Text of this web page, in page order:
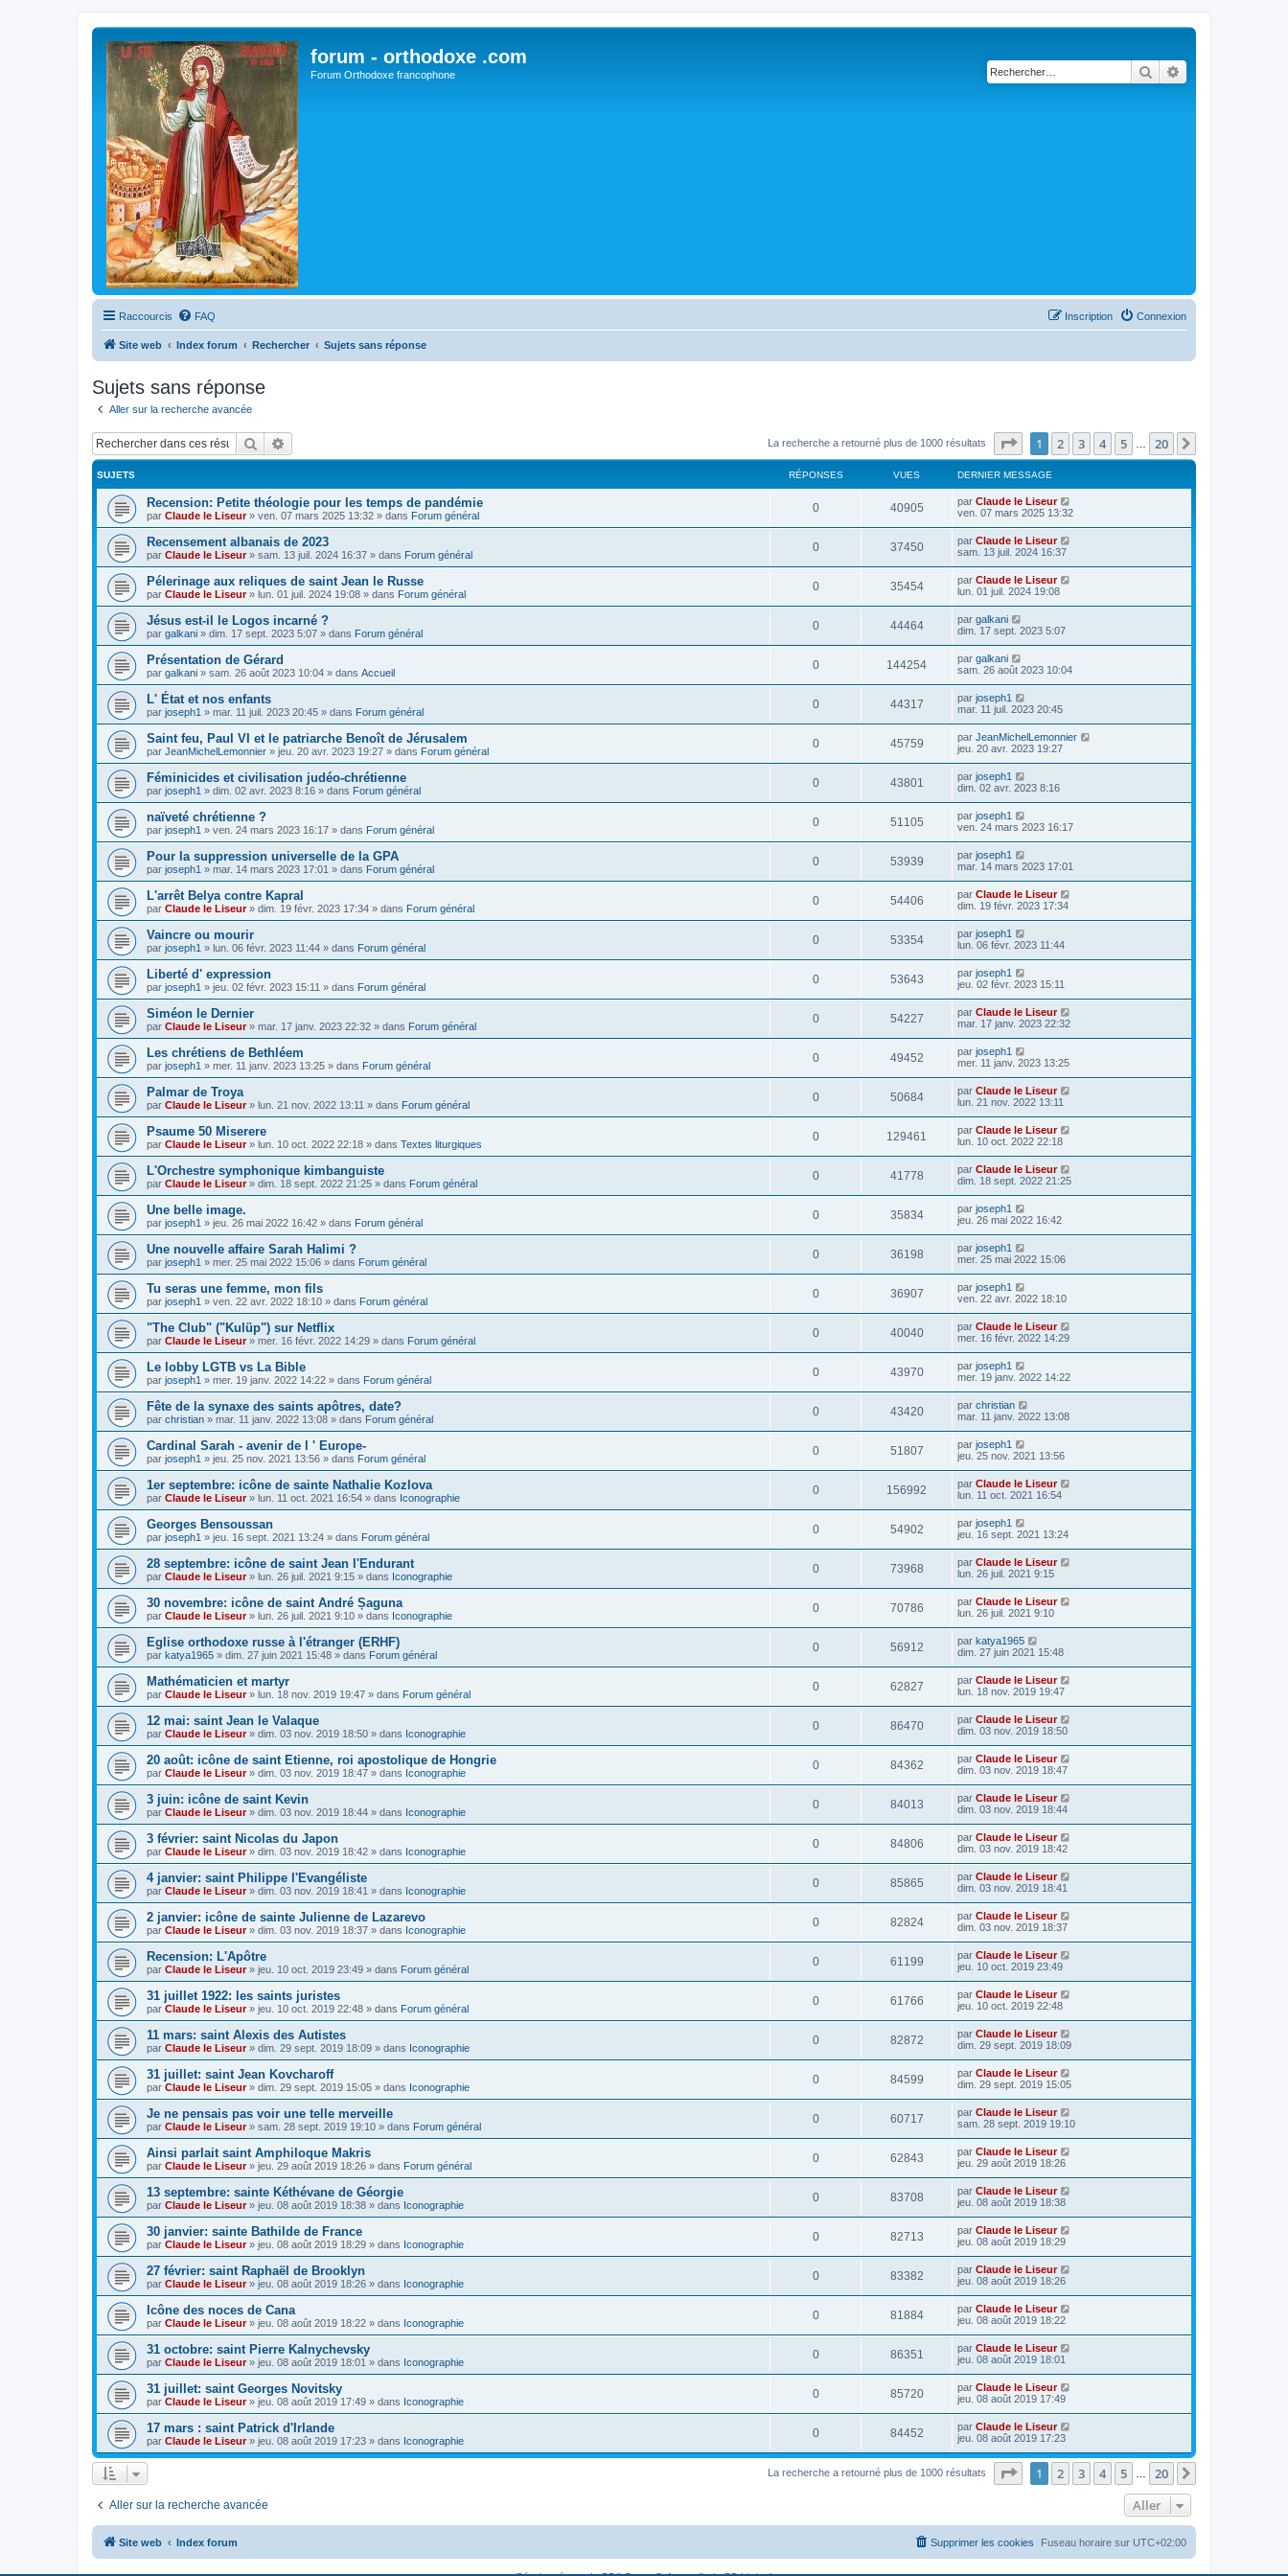
forum - orthodoxe .com
Forum Orthodoxe francophone Rechercher
Raccourcis FAQ Connexion
Inscription
Site web Index forum Rechercher Sujets sans réponse
Sujets sans réponse
Aller sur la recherche avancée
Rechercher La recherche a retourné plus de 1000 résultats Page sur20
1 2 3 4 5 20
SUJETS RÉPONSES VUES DERNIER MESSAGE
Recension: Petite théologie pour les temps de pandémie
par Claude le Liseur» ven. 07 mars 2025 13:32 » dans Forum général
0 40905 par Claude le Liseur
ven. 07 mars 2025 13:32
Recensement albanais de 2023
par Claude le Liseur» sam. 13 juil. 2024 16:37 » dans Forum général
0 37450 par Claude le Liseur
sam. 13 juil. 2024 16:37
Pélerinage aux reliques de saint Jean le Russe
par Claude le Liseur» lun. 01 juil. 2024 19:08 » dans Forum général
0 35454 par Claude le Liseur
lun. 01 juil. 2024 19:08
Jésus est-il le Logos incarné ?
par galkani » dim. 17 sept. 2023 5:07 » dans Forum général
0 44464 par galkani
dim. 17 sept. 2023 5:07
Présentation de Gérard
par galkani » sam. 26 août 2023 10:04 » dans Accueil
0 144254 par galkani
sam. 26 août 2023 10:04
L' État et nos enfants
par joseph1 » mar. 11 juil. 2023 20:45 » dans Forum général
0 44317 par joseph1
mar. 11 juil. 2023 20:45
Saint feu, Paul VI et le patriarche Benoît de Jérusalem
par JeanMichelLemonnier » jeu. 20 avr. 2023 19:27 » dans Forum général
0 45759 par JeanMichelLemonnier
jeu. 20 avr. 2023 19:27
Féminicides et civilisation judéo-chrétienne
par joseph1 » dim. 02 avr. 2023 8:16 » dans Forum général
0 43801 par joseph1
dim. 02 avr. 2023 8:16
naïveté chrétienne ?
par joseph1 » ven. 24 mars 2023 16:17 » dans Forum général
0 51105 par joseph1
ven. 24 mars 2023 16:17
Pour la suppression universelle de la GPA
par joseph1 » mar. 14 mars 2023 17:01 » dans Forum général
0 53939 par joseph1
mar. 14 mars 2023 17:01
L'arrêt Belya contre Kapral
par Claude le Liseur» dim. 19 févr. 2023 17:34 » dans Forum général
0 54406 par Claude le Liseur
dim. 19 févr. 2023 17:34
Vaincre ou mourir
par joseph1 » lun. 06 févr. 2023 11:44 » dans Forum général
0 53354 par joseph1
lun. 06 févr. 2023 11:44
Liberté d' expression
par joseph1 » jeu. 02 févr. 2023 15:11 » dans Forum général
0 53643 par joseph1
jeu. 02 févr. 2023 15:11
Siméon le Dernier
par Claude le Liseur» mar. 17 janv. 2023 22:32 » dans Forum général
0 54227 par Claude le Liseur
mar. 17 janv. 2023 22:32
Les chrétiens de Bethléem
par joseph1 » mer. 11 janv. 2023 13:25 » dans Forum général
0 49452 par joseph1
mer. 11 janv. 2023 13:25
Palmar de Troya
par Claude le Liseur» lun. 21 nov. 2022 13:11 » dans Forum général
0 50684 par Claude le Liseur
lun. 21 nov. 2022 13:11
Psaume 50 Miserere
par Claude le Liseur» lun. 10 oct. 2022 22:18 » dans Textes liturgiques
0 129461 par Claude le Liseur
lun. 10 oct. 2022 22:18
L'Orchestre symphonique kimbanguiste
par Claude le Liseur» dim. 18 sept. 2022 21:25 » dans Forum général
0 41778 par Claude le Liseur
dim. 18 sept. 2022 21:25
Une belle image.
par joseph1 » jeu. 26 mai 2022 16:42 » dans Forum général
0 35834 par joseph1
jeu. 26 mai 2022 16:42
Une nouvelle affaire Sarah Halimi ?
par joseph1 » mer. 25 mai 2022 15:06 » dans Forum général
0 36198 par joseph1
mer. 25 mai 2022 15:06
Tu seras une femme, mon fils
par joseph1 » ven. 22 avr. 2022 18:10 » dans Forum général
0 36907 par joseph1
ven. 22 avr. 2022 18:10
"The Club" ("Kulüp") sur Netflix
par Claude le Liseur» mer. 16 févr. 2022 14:29 » dans Forum général
0 40040 par Claude le Liseur
mer. 16 févr. 2022 14:29
Le lobby LGTB vs La Bible
par joseph1 » mer. 19 janv. 2022 14:22 » dans Forum général
0 43970 par joseph1
mer. 19 janv. 2022 14:22
Fête de la synaxe des saints apôtres, date?
par christian » mar. 11 janv. 2022 13:08 » dans Forum général
0 43420 par christian
mar. 11 janv. 2022 13:08
Cardinal Sarah - avenir de l ' Europe-
par joseph1 » jeu. 25 nov. 2021 13:56 » dans Forum général
0 51807 par joseph1
jeu. 25 nov. 2021 13:56
1er septembre: icône de sainte Nathalie Kozlova
par Claude le Liseur» lun. 11 oct. 2021 16:54 » dans Iconographie
0 156992 par Claude le Liseur
lun. 11 oct. 2021 16:54
Georges Bensoussan
par joseph1 » jeu. 16 sept. 2021 13:24 » dans Forum général
0 54902 par joseph1
jeu. 16 sept. 2021 13:24
28 septembre: icône de saint Jean l'Endurant
par Claude le Liseur» lun. 26 juil. 2021 9:15 » dans Iconographie
0 73968 par Claude le Liseur
lun. 26 juil. 2021 9:15
30 novembre: icône de saint André Șaguna
par Claude le Liseur» lun. 26 juil. 2021 9:10 » dans Iconographie
0 70786 par Claude le Liseur
lun. 26 juil. 2021 9:10
Eglise orthodoxe russe à l'étranger (ERHF)
par katya1965 » dim. 27 juin 2021 15:48 » dans Forum général
0 56912 par katya1965
dim. 27 juin 2021 15:48
Mathématicien et martyr
par Claude le Liseur» lun. 18 nov. 2019 19:47 » dans Forum général
0 62827 par Claude le Liseur
lun. 18 nov. 2019 19:47
12 mai: saint Jean le Valaque
par Claude le Liseur» dim. 03 nov. 2019 18:50 » dans Iconographie
0 86470 par Claude le Liseur
dim. 03 nov. 2019 18:50
20 août: icône de saint Etienne, roi apostolique de Hongrie
par Claude le Liseur» dim. 03 nov. 2019 18:47 » dans Iconographie
0 84362 par Claude le Liseur
dim. 03 nov. 2019 18:47
3 juin: icône de saint Kevin
par Claude le Liseur» dim. 03 nov. 2019 18:44 » dans Iconographie
0 84013 par Claude le Liseur
dim. 03 nov. 2019 18:44
3 février: saint Nicolas du Japon
par Claude le Liseur» dim. 03 nov. 2019 18:42 » dans Iconographie
0 84806 par Claude le Liseur
dim. 03 nov. 2019 18:42
4 janvier: saint Philippe l'Evangéliste
par Claude le Liseur» dim. 03 nov. 2019 18:41 » dans Iconographie
0 85865 par Claude le Liseur
dim. 03 nov. 2019 18:41
2 janvier: icône de sainte Julienne de Lazarevo
par Claude le Liseur» dim. 03 nov. 2019 18:37 » dans Iconographie
0 82824 par Claude le Liseur
dim. 03 nov. 2019 18:37
Recension: L'Apôtre
par Claude le Liseur» jeu. 10 oct. 2019 23:49 » dans Forum général
0 61199 par Claude le Liseur
jeu. 10 oct. 2019 23:49
31 juillet 1922: les saints juristes
par Claude le Liseur» jeu. 10 oct. 2019 22:48 » dans Forum général
0 61766 par Claude le Liseur
jeu. 10 oct. 2019 22:48
11 mars: saint Alexis des Autistes
par Claude le Liseur» dim. 29 sept. 2019 18:09 » dans Iconographie
0 82872 par Claude le Liseur
dim. 29 sept. 2019 18:09
31 juillet: saint Jean Kovcharoff
par Claude le Liseur» dim. 29 sept. 2019 15:05 » dans Iconographie
0 84599 par Claude le Liseur
dim. 29 sept. 2019 15:05
Je ne pensais pas voir une telle merveille
par Claude le Liseur» sam. 28 sept. 2019 19:10 » dans Forum général
0 60717 par Claude le Liseur
sam. 28 sept. 2019 19:10
Ainsi parlait saint Amphiloque Makris
par Claude le Liseur» jeu. 29 août 2019 18:26 » dans Forum général
0 62843 par Claude le Liseur
jeu. 29 août 2019 18:26
13 septembre: sainte Kéthévane de Géorgie
par Claude le Liseur» jeu. 08 août 2019 18:38 » dans Iconographie
0 83708 par Claude le Liseur
jeu. 08 août 2019 18:38
30 janvier: sainte Bathilde de France
par Claude le Liseur» jeu. 08 août 2019 18:29 » dans Iconographie
0 82713 par Claude le Liseur
jeu. 08 août 2019 18:29
27 février: saint Raphaël de Brooklyn
par Claude le Liseur» jeu. 08 août 2019 18:26 » dans Iconographie
0 83382 par Claude le Liseur
jeu. 08 août 2019 18:26
Icône des noces de Cana
par Claude le Liseur» jeu. 08 août 2019 18:22 » dans Iconographie
0 81884 par Claude le Liseur
jeu. 08 août 2019 18:22
31 octobre: saint Pierre Kalnychevsky
par Claude le Liseur» jeu. 08 août 2019 18:01 » dans Iconographie
0 86351 par Claude le Liseur
jeu. 08 août 2019 18:01
31 juillet: saint Georges Novitsky
par Claude le Liseur» jeu. 08 août 2019 17:49 » dans Iconographie
0 85720 par Claude le Liseur
jeu. 08 août 2019 17:49
17 mars : saint Patrick d'Irlande
par Claude le Liseur» jeu. 08 août 2019 17:23 » dans Iconographie
0 84452 par Claude le Liseur
jeu. 08 août 2019 17:23
La recherche a retourné plus de 1000 résultats Page sur20
1 2 3 4 5 20
Aller sur la recherche avancée Aller
Site web Index forum Fuseau horaire sur UTC+02:00
Supprimer les cookies